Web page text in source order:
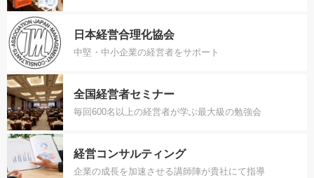
日本経営合理化協会
中堅・中小企業の経営者をサポート
全国経営者セミナー
毎回600名以上の経営者が学ぶ最大級の勉強会
経営コンサルティング
企業の成長を加速させる講師陣が貴社にて指導